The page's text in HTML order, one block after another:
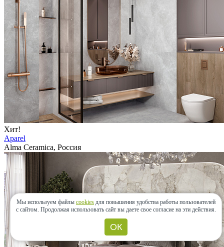
Хит!
Aparel
Alma Ceramica, Россия
Мы используем файлы cookies для повышения удобства работы пользователей
с сайтом. Продолжая использовать сайт вы даете свое согласие на эти действия.
ОК